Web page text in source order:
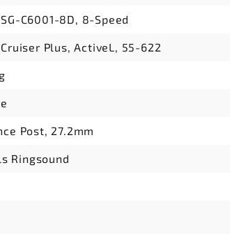
C6001-8D, 8-Speed
Plus, ActiveL, 55-622
Post, 27.2mm
Ringsound